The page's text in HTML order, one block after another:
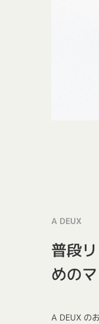
A DEUX
普段
めの
A DEUX の